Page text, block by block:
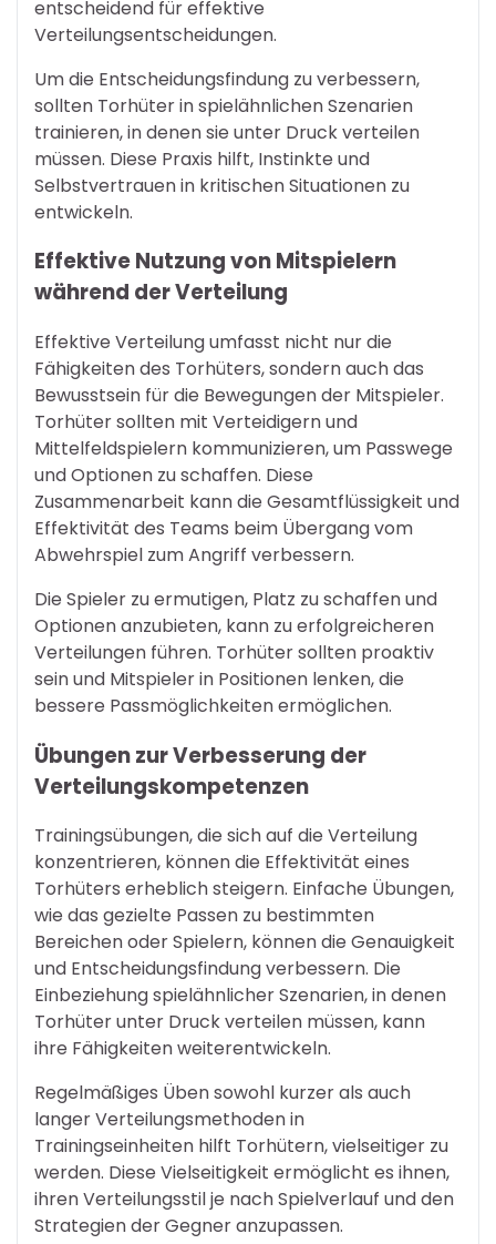
entscheidend für effektive
Verteilungsentscheidungen.
Um die Entscheidungsfindung zu verbessern,
sollten Torhüter in spielähnlichen Szenarien
trainieren, in denen sie unter Druck verteilen
müssen. Diese Praxis hilft, Instinkte und
Selbstvertrauen in kritischen Situationen zu
entwickeln.
Effektive Nutzung von Mitspielern
während der Verteilung
Effektive Verteilung umfasst nicht nur die
Fähigkeiten des Torhüters, sondern auch das
Bewusstsein für die Bewegungen der Mitspieler.
Torhüter sollten mit Verteidigern und
Mittelfeldspielern kommunizieren, um Passwege
und Optionen zu schaffen. Diese
Zusammenarbeit kann die Gesamtflüssigkeit und
Effektivität des Teams beim Übergang vom
Abwehrspiel zum Angriff verbessern.
Die Spieler zu ermutigen, Platz zu schaffen und
Optionen anzubieten, kann zu erfolgreicheren
Verteilungen führen. Torhüter sollten proaktiv
sein und Mitspieler in Positionen lenken, die
bessere Passmöglichkeiten ermöglichen.
Übungen zur Verbesserung der
Verteilungskompetenzen
Trainingsübungen, die sich auf die Verteilung
konzentrieren, können die Effektivität eines
Torhüters erheblich steigern. Einfache Übungen,
wie das gezielte Passen zu bestimmten
Bereichen oder Spielern, können die Genauigkeit
und Entscheidungsfindung verbessern. Die
Einbeziehung spielähnlicher Szenarien, in denen
Torhüter unter Druck verteilen müssen, kann
ihre Fähigkeiten weiterentwickeln.
Regelmäßiges Üben sowohl kurzer als auch
langer Verteilungsmethoden in
Trainingseinheiten hilft Torhütern, vielseitiger zu
werden. Diese Vielseitigkeit ermöglicht es ihnen,
ihren Verteilungsstil je nach Spielverlauf und den
Strategien der Gegner anzupassen.